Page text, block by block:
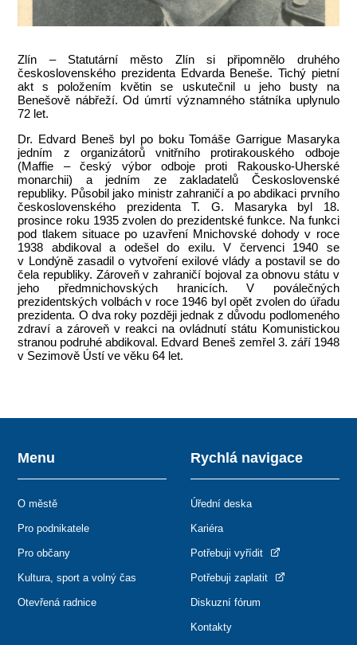
Zlín – Statutární město Zlín si připomnělo druhého
československého prezidenta Edvarda Beneše. Tichý pietní
akt s položením květin se uskutečnil u jeho busty na
Benešově nábřeží. Od úmrtí významného státníka uplynulo
72 let.
Dr. Edvard Beneš byl po boku Tomáše Garrigue Masaryka
jedním z organizátorů vnitřního protirakouského odboje
(Maffie – český výbor odboje proti Rakousko-Uherské
monarchii) a jedním ze zakladatelů Československé
republiky. Působil jako ministr zahraničí a po abdikaci prvního
československého prezidenta T. G. Masaryka byl 18.
prosince roku 1935 zvolen do prezidentské funkce. Na funkci
pod tlakem situace po uzavření Mnichovské dohody v roce
1938 abdikoval a odešel do exilu. V červenci 1940 se
v Londýně zasadil o vytvoření exilové vlády a postavil se do
čela republiky. Zároveň v zahraničí bojoval za obnovu státu v
jeho předmnichovských hranicích. V poválečných
prezidentských volbách v roce 1946 byl opět zvolen do úřadu
prezidenta. O dva roky později jednak z důvodu podlomeného
zdraví a zároveň v reakci na ovládnutí státu Komunistickou
stranou podruhé abdikoval. Edvard Beneš zemřel 3. září 1948
v Sezimově Ústí ve věku 64 let.
Menu
O městě
Pro podnikatele
Pro občany
Kultura, sport a volný čas
Otevřená radnice
Rychlá navigace
Úřední deska
Kariéra
Potřebuji vyřídit
Potřebuji zaplatit
Diskuzní fórum
Kontakty